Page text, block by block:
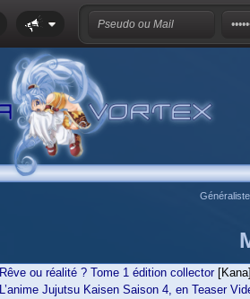
Rêve ou réalité ? Tome 1 édition collector
L’anime Jujutsu Kaisen Saison 4, en Teaser